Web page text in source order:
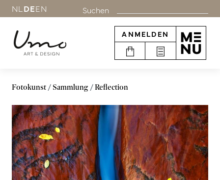
NL DEEN Suchen
ANMELDEN
Fotokunst Sammlung Reflection